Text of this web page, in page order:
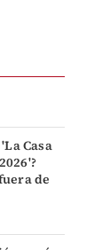
Casa
de